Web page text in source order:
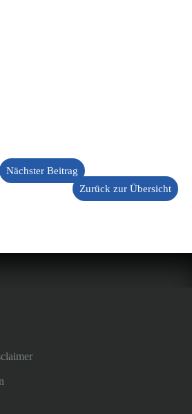
Nächster Beitrag
Zurück zur Übersicht